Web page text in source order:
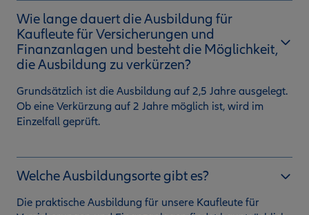
Wie lange dauert die Ausbildung für
Kaufleute für Versicherungen und
Finanzanlagen und besteht die Möglichkeit,
die Ausbildung zu verkürzen?
Grundsätzlich ist die Ausbildung auf 2,5 Jahre ausgelegt.
Ob eine Verkürzung auf 2 Jahre möglich ist, wird im
Einzelfall geprüft.
Welche Ausbildungsorte gibt es?
Die praktische Ausbildung für unsere Kaufleute für